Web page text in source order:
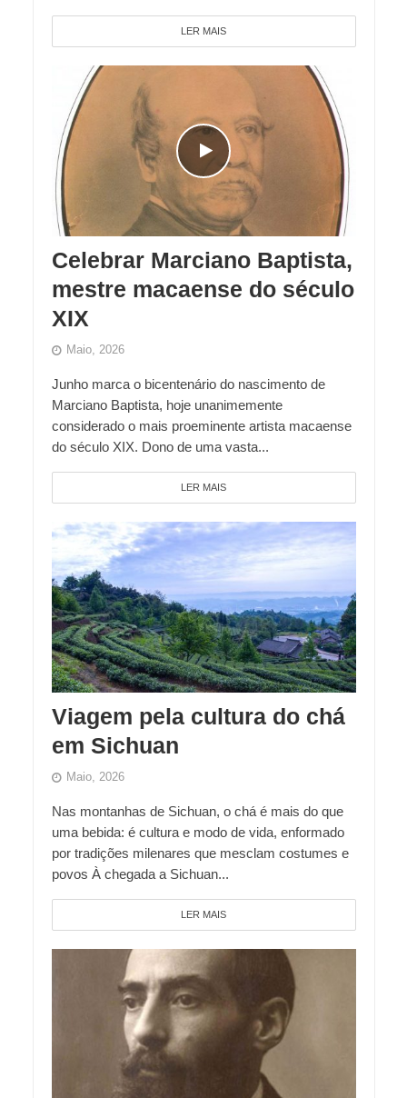
LER MAIS
Celebrar Marciano Baptista,
mestre macaense do século
XIX
Maio, 2026
Junho marca o bicentenário do nascimento de
Marciano Baptista, hoje unanimemente
considerado o mais proeminente artista macaense
do século XIX. Dono de uma vasta...
LER MAIS
Viagem pela cultura do chá
em Sichuan
Maio, 2026
Nas montanhas de Sichuan, o chá é mais do que
uma bebida: é cultura e modo de vida, enformado
por tradições milenares que mesclam costumes e
povos À chegada a Sichuan...
LER MAIS